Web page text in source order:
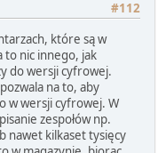
#112
które są w
to nic innego, jak
do wersji cyfrowej.
na to, aby
w wersji cyfrowej. W
zespołów np.
nawet kilkaset tysięcy